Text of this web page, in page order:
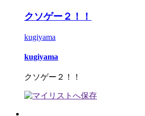
クソゲー２！！
kugiyama
kugiyama
クソゲー２！！